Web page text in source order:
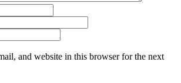
and website in this browser for the next